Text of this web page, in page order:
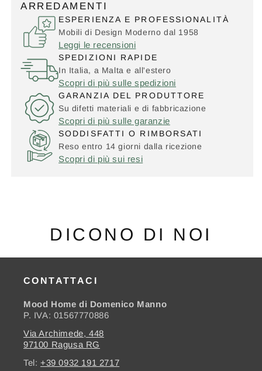
ARREDAMENTI
ESPERIENZA E PROFESSIONALITÀ
Mobili di Design Moderno dal 1958
Leggi le recensioni
SPEDIZIONI RAPIDE
In Italia, a Malta e all'estero
Scopri di più sulle spedizioni
GARANZIA DEL PRODUTTORE
Su difetti materiali e di fabbricazione
Scopri di più sulle garanzie
SODDISFATTI O RIMBORSATI
Reso entro 14 giorni dalla ricezione
Scopri di più sui resi
DICONO DI NOI
CONTATTACI
Mood Home di Domenico Manno
P. IVA: 01567770886
Via Archimede, 448
97100 Ragusa RG
Tel: +39 0932 191 2717